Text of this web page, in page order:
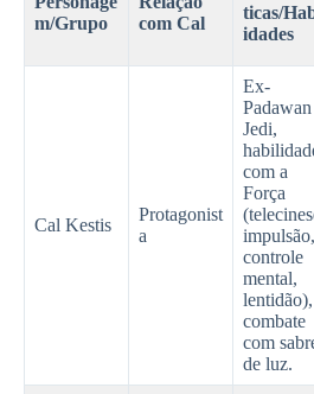
m/Grupo
com Cal
ticas/
idades
Cal Kestis
Protagonist
a
Ex-
Padawan
Jedi,
com a
Força
impulsão,
controle
mental,
lentidão),
combate
com
de luz.